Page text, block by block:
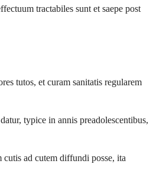
tractabiles sunt et saepe post
tutos, et curam sanitatis regularem
typice in annis preadolescentibus,
ad cutem diffundi posse, ita